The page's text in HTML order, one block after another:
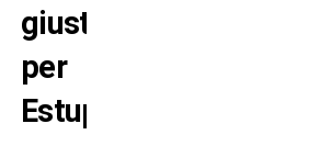
giusto
per
Estupinan